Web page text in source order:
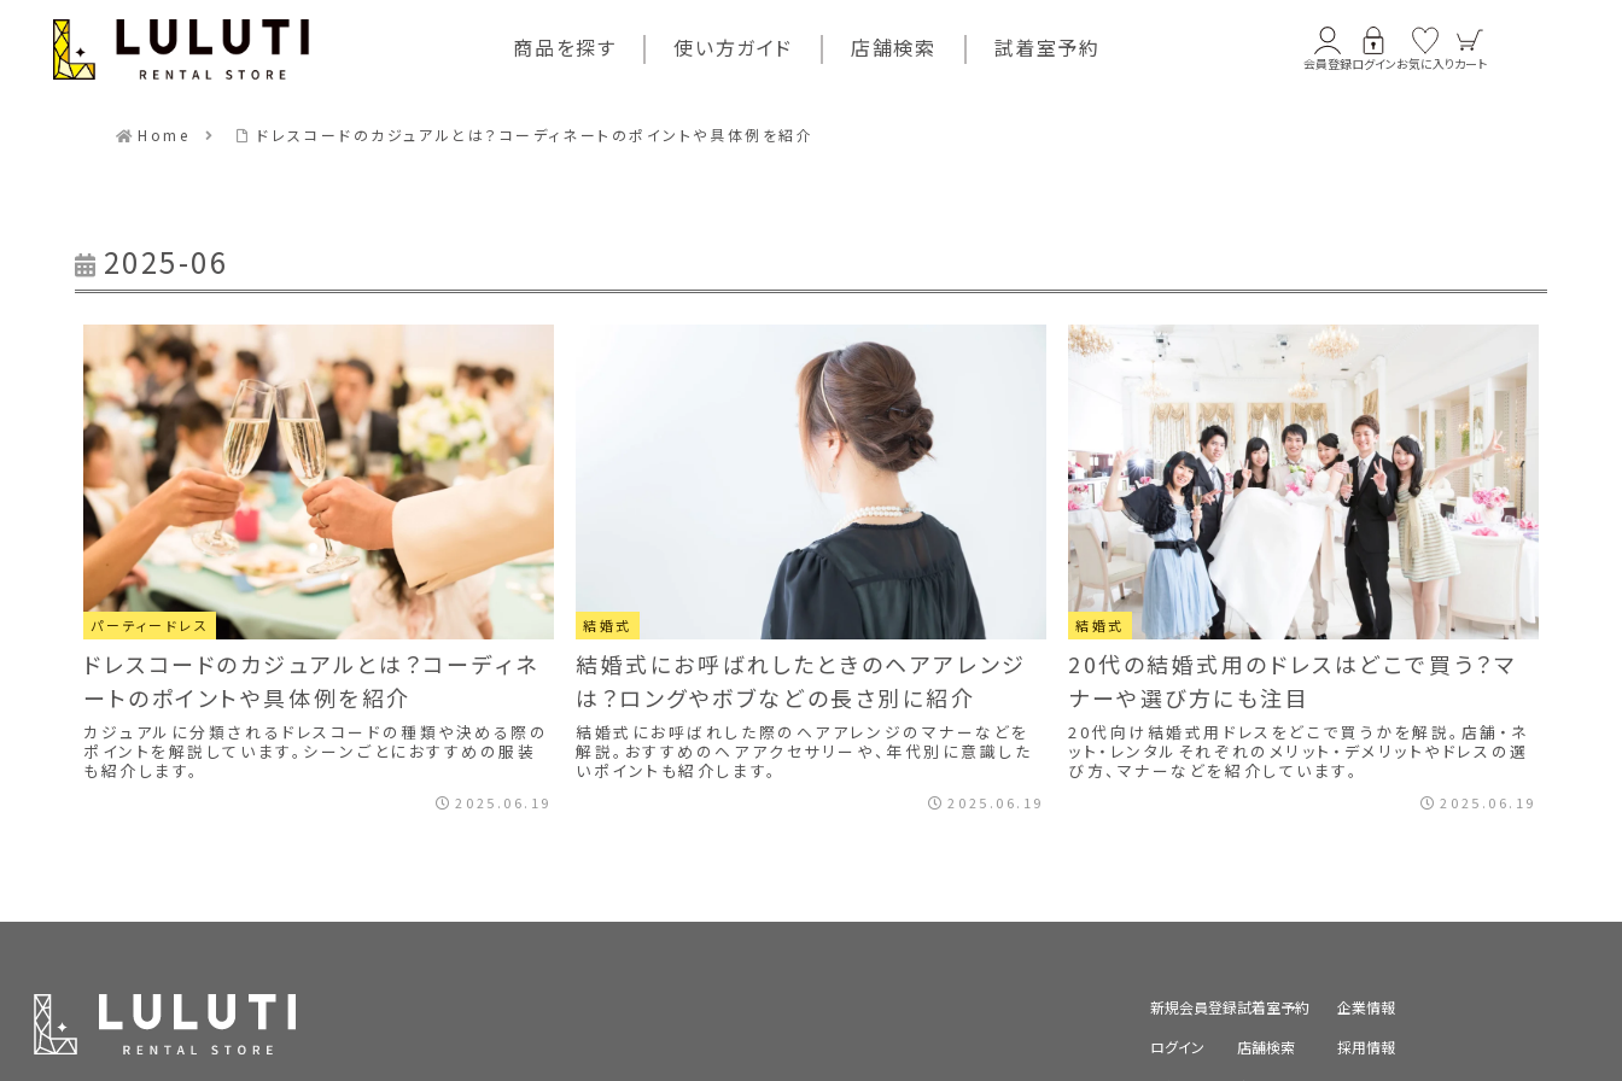
商品を探す 使い方ガイド 店舗検索 試着室予約
会員登録ログインお気に入りカート
Home ドレスコードのカジュアルとは？コーディネートのポイントや具体例を紹介
2025-06
パーティードレス
ドレスコードのカジュアルとは？コーディネ
ートのポイントや具体例を紹介
カジュアルに分類されるドレスコードの種類や決める際の
ポイントを解説しています。シーンごとにおすすめの服装
も紹介します。
2025.06.19
結婚式
結婚式にお呼ばれしたときのヘアアレンジ
は？ロングやボブなどの長さ別に紹介
結婚式にお呼ばれした際のヘアアレンジのマナーなどを
解説。おすすめのヘアアクセサリーや、年代別に意識した
いポイントも紹介します。
2025.06.19
結婚式
20代の結婚式用のドレスはどこで買う？マ
ナーや選び方にも注目
20代向け結婚式用ドレスをどこで買うかを解説。店舗・ネ
ット・レンタルそれぞれのメリット・デメリットやドレスの選
び方、マナーなどを紹介しています。
2025.06.19
新規会員登録
ログイン
試着室予約
店舗検索
企業情報
採用情報